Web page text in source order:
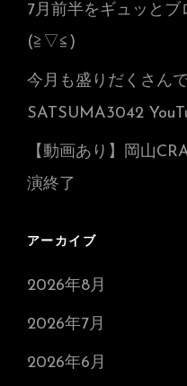
7月前半をギュッと
(≧▽≦)
今月も盛りだくさん
SATSUMA3042
【動画あり】岡山
演終了
アーカイブ
2026年8月
2026年7月
2026年6月